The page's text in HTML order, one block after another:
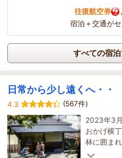
往復航空券
宿泊＋交通が
すべての宿泊
日常から少し遠くへ・
4.3
(567件)
2023年3
おかげ横
林に囲ま
の疲れを